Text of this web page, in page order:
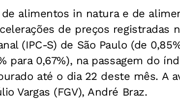
alimentos in natura e de
de preços registradas
(IPC-S) de São Paulo (de
para 0,67%), na passagem do
até o dia 22 deste mês. A
Vargas (FGV), André Braz.